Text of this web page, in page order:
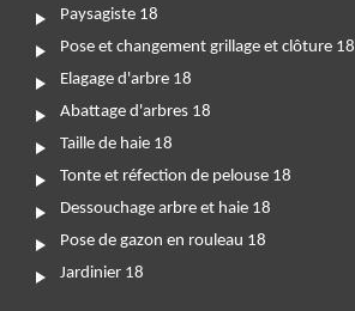
Paysagiste 18
Pose et changement grillage et clôture 18
Elagage d'arbre 18
Abattage d'arbres 18
Taille de haie 18
Tonte et réfection de pelouse 18
Dessouchage arbre et haie 18
Pose de gazon en rouleau 18
Jardinier 18